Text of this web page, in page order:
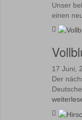
Unser
einen
17 Juni,
Der